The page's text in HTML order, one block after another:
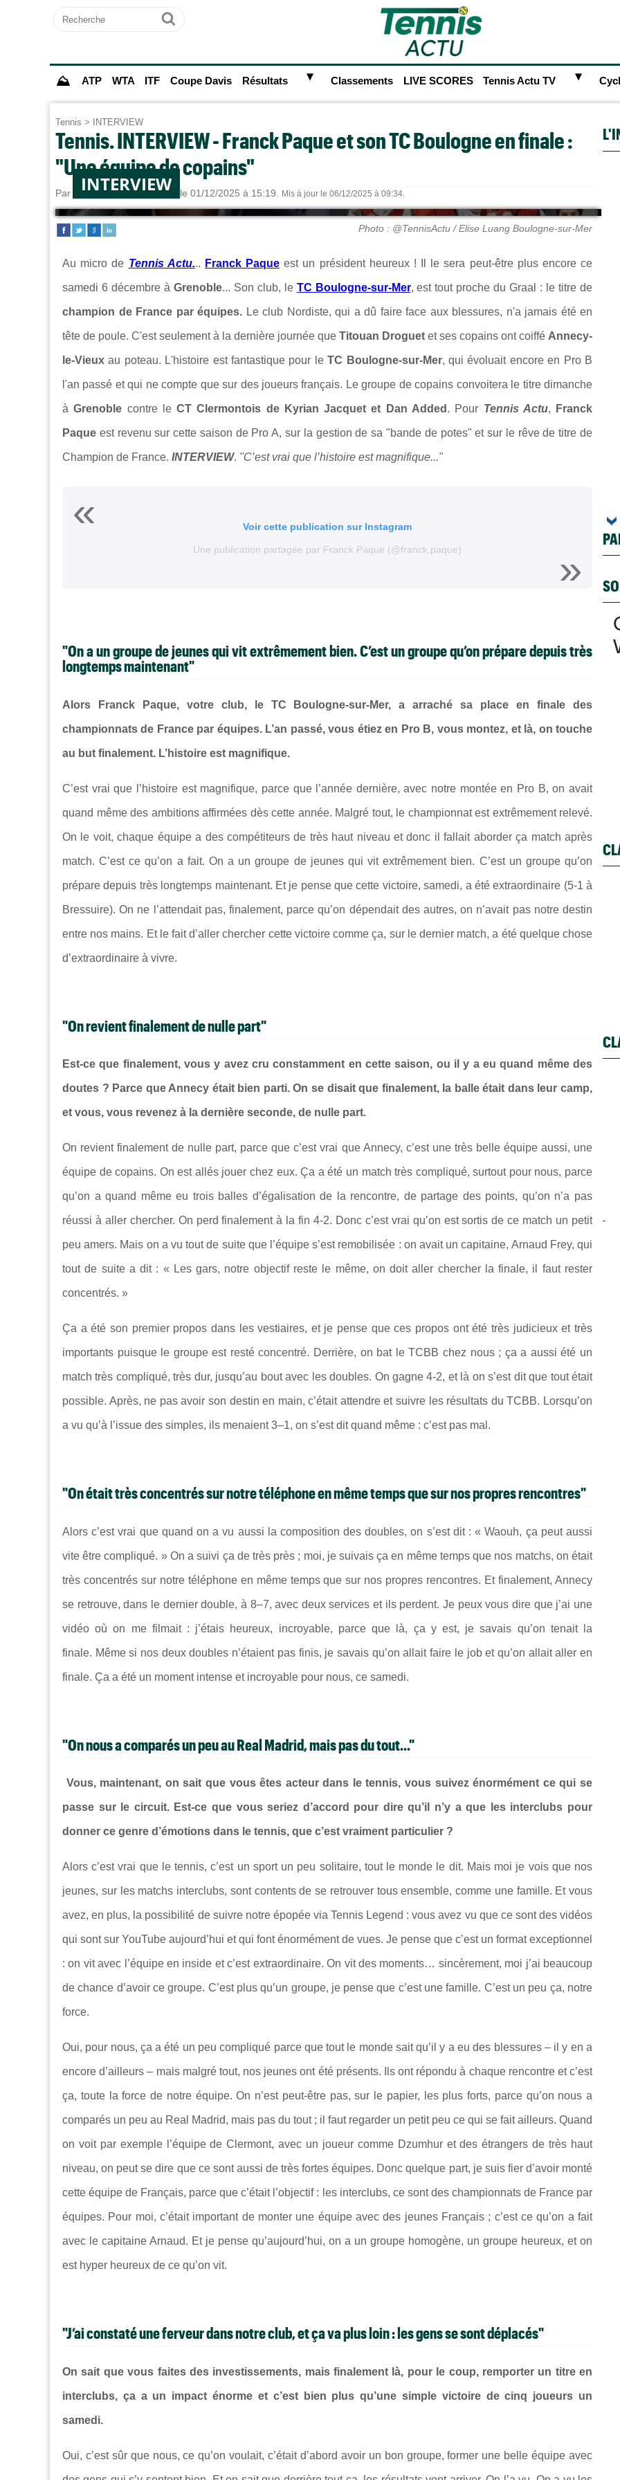
Recherche
Ok
⛰ ATP WTA ITF Coupe Davis Résultats ► Classements LIVE SCORES Tennis Actu TV ►
Tennis > INTERVIEW
Tennis. INTERVIEW - Franck Paque et son TC Boulogne en finale :
"Une équipe de copains"
Par Alexandre HERCHEUX le 01/12/2025 à 15:19. Mis à jour le 06/12/2025 à 09:34.
INTERVIEW
Photo : @TennisActu / Elise Luang Boulogne-sur-Mer
Au micro de Tennis Actu... Franck Paque est un président heureux ! Il le sera peut-être plus encore ce
samedi 6 décembre à Grenoble... Son club, le TC Boulogne-sur-Mer, est tout proche du Graal : le titre de
champion de France par équipes. Leclub Nordiste, qui a dû faire face aux blessures, n'a jamais été en
tête de poule. C'est seulement à la dernière journée que Titouan Droguet et ses copains ont coiffé Annecy-
le-Vieux au poteau. L'histoire est fantastique pour leTC Boulogne-sur-Mer, qui évoluait encore en Pro B
l'an passé et qui ne compte que sur des joueurs français. Le groupe de copains convoitera le titre dimanche
àGrenoble contre leCT Clermontois de Kyrian Jacquet et Dan Added . Pour Tennis Actu, Franck
Paque est revenu sur cette saison de Pro A, sur la gestion de sa "bande de potes" et sur le rêve de titre de
Champion de France. INTERVIEW. "C’est vrai que l’histoire est magnifique..."
Voir cette publication sur Instagram
Une publication partagée par Franck Paque (@franck.paque)
"On a un groupe de jeunes qui vit extrêmement bien. C’est un groupe qu’on prépare depuis très
longtemps maintenant"
Alors Franck Paque, votre club, le TC Boulogne-sur-Mer, a arraché sa place en finale des
championnats de France par équipes. L’an passé, vous étiez en Pro B, vous montez, et là, on touche
au but finalement. L’histoire est magnifique.
C’est vrai que l’histoire est magnifique, parce que l’année dernière, avec notre montée en Pro B, on avait
quand même des ambitions affirmées dès cette année. Malgré tout, le championnat est extrêmement relevé.
On le voit, chaque équipe a des compétiteurs de très haut niveau et donc il fallait aborder ça match après
match. C’est ce qu’on a fait. On a un groupe de jeunes qui vit extrêmement bien. C’est un groupe qu’on
prépare depuis très longtemps maintenant. Et je pense que cette victoire, samedi, a été extraordinaire (5-1 à
Bressuire). On ne l’attendait pas, finalement, parce qu’on dépendait des autres, on n’avait pas notre destin
entre nos mains. Et le fait d’aller chercher cette victoire comme ça, sur le dernier match, a été quelque chose
d’extraordinaire à vivre.
"On revient finalement de nulle part"
Est-ce que finalement, vous y avez cru constamment en cette saison, ou il y a eu quand même des
doutes ? Parce que Annecy était bien parti. On se disait que finalement, la balle était dans leur camp,
et vous, vous revenez à la dernière seconde, de nulle part.
On revient finalement de nulle part, parce que c’est vrai que Annecy, c’est une très belle équipe aussi, une
équipe de copains. On est allés jouer chez eux. Ça a été un match très compliqué, surtout pour nous, parce
qu’on a quand même eu trois balles d’égalisation de la rencontre, de partage des points, qu’on n’a pas
réussi à aller chercher. On perd finalement à la fin 4-2. Donc c’est vrai qu’on est sortis de ce match un petit
peu amers. Mais on a vu tout de suite que l’équipe s’est remobilisée : on avait un capitaine, Arnaud Frey, qui
tout de suite a dit : « Les gars, notre objectif reste le même, on doit aller chercher la finale, il faut rester
concentrés. »
Ça a été son premier propos dans les vestiaires, et je pense que ces propos ont été très judicieux et très
importants puisque le groupe est resté concentré. Derrière, on bat le TCBB chez nous ; ça a aussi été un
match très compliqué, très dur, jusqu’au bout avec les doubles. On gagne 4-2, et là on s’est dit que tout était
possible. Après, ne pas avoir son destin en main, c’était attendre et suivre les résultats du TCBB. Lorsqu’on
a vu qu’à l’issue des simples, ils menaient 3–1, on s’est dit quand même : c’est pas mal.
"On était très concentrés sur notre téléphone en même temps que sur nos propres rencontres"
Alors c’est vrai que quand on a vu aussi la composition des doubles, on s’est dit : « Waouh, ça peut aussi
vite être compliqué. » On a suivi ça de très près ; moi, je suivais ça en même temps que nos matchs, on était
très concentrés sur notre téléphone en même temps que sur nos propres rencontres. Et finalement, Annecy
se retrouve, dans le dernier double, à 8–7, avec deux services et ils perdent. Je peux vous dire que j’ai une
vidéo où on me filmait : j’étais heureux, incroyable, parce que là, ça y est, je savais qu’on tenait la
finale. Même si nos deux doubles n’étaient pas finis, je savais qu’on allait faire le job et qu’on allait aller en
finale. Ça a été un moment intense et incroyable pour nous, ce samedi.
"On nous a comparés un peu au Real Madrid, mais pas du tout..."
Vous, maintenant, on sait que vous êtes acteur dans le tennis, vous suivez énormément ce qui se
passe sur le circuit. Est-ce que vous seriez d’accord pour dire qu’il n’y a que les interclubs pour
donner ce genre d’émotions dans le tennis, que c’est vraiment particulier ?
Alors c’est vrai que le tennis, c’est un sport un peu solitaire, tout le monde le dit. Mais moi je vois que nos
jeunes, sur les matchs interclubs, sont contents de se retrouver tous ensemble, comme une famille. Et vous
avez, en plus, la possibilité de suivre notre épopée via Tennis Legend : vous avez vu que ce sont des vidéos
qui sont sur YouTube aujourd’hui et qui font énormément de vues. Je pense que c’est un format exceptionnel
: on vit avec l’équipe en inside et c’est extraordinaire. On vit des moments… sincèrement, moi j’ai beaucoup
de chance d’avoir ce groupe. C’est plus qu’un groupe, je pense que c’est une famille. C’est un peu ça, notre
force.
Oui, pour nous, ça a été un peu compliqué parce que tout le monde sait qu’il y a eu des blessures – il y en a
encore d’ailleurs – mais malgré tout, nos jeunes ont été présents. Ils ont répondu à chaque rencontre et c’est
ça, toute la force de notre équipe. On n’est peut-être pas, sur le papier, les plus forts, parce qu’on nous a
comparés un peu au Real Madrid, mais pas du tout ; il faut regarder un petit peu ce qui se fait ailleurs. Quand
on voit par exemple l’équipe de Clermont, avec un joueur comme Dzumhur et des étrangers de très haut
niveau, on peut se dire que ce sont aussi de très fortes équipes. Donc quelque part, je suis fier d’avoir monté
cette équipe de Français, parce que c’était l’objectif : les interclubs, ce sont des championnats de France par
équipes. Pour moi, c’était important de monter une équipe avec des jeunes Français ; c’est ce qu’on a fait
avec le capitaine Arnaud. Et je pense qu’aujourd’hui, on a un groupe homogène, un groupe heureux, et on
est hyper heureux de ce qu’on vit.
"J’ai constaté une ferveur dans notre club, et ça va plus loin : les gens se sont déplacés"
On sait que vous faites des investissements, mais finalement là, pour le coup, remporter un titre en
interclubs, ça a un impact énorme et c’est bien plus qu’une simple victoire de cinq joueurs un
samedi.
Oui, c’est sûr que nous, ce qu’on voulait, c’était d’abord avoir un bon groupe, former une belle équipe avec
-